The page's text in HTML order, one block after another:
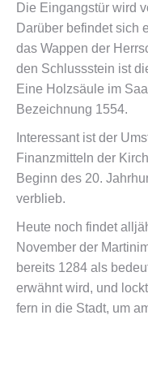
Die Eingangstür wird
Darüber befindet sich
das Wappen der
den Schlussstein ist
Eine Holzsäule im
Bezeichnung 1554.
Interessant ist der
Finanzmitteln der
Beginn des 20.
verblieb.
Heute noch findet
November der
bereits 1284 als
erwähnt wird, und
fern in die Stadt, um